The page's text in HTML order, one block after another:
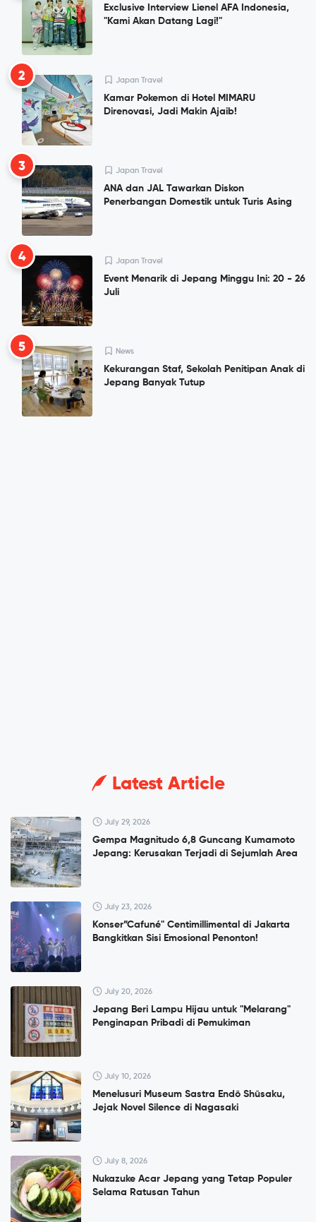
Exclusive Interview Lienel AFA Indonesia,
"Kami Akan Datang Lagi!"
2 Japan Travel
Kamar Pokemon di Hotel MIMARU
Direnovasi, Jadi Makin Ajaib!
3 Japan Travel
ANA dan JAL Tawarkan Diskon
Penerbangan Domestik untuk Turis Asing
4 Japan Travel
Event Menarik di Jepang Minggu Ini: 20 - 26
Juli
5 News
Kekurangan Staf, Sekolah Penitipan Anak di
Jepang Banyak Tutup
Latest Article
July 29, 2026
Gempa Magnitudo 6,8 Guncang Kumamoto
Jepang: Kerusakan Terjadi di Sejumlah Area
July 23, 2026
Konser”Cafuné" Centimillimental di Jakarta
Bangkitkan Sisi Emosional Penonton!
July 20, 2026
Jepang Beri Lampu Hijau untuk "Melarang"
Penginapan Pribadi di Pemukiman
July 10, 2026
Menelusuri Museum Sastra Endō Shūsaku,
Jejak Novel Silence di Nagasaki
July 8, 2026
Nukazuke Acar Jepang yang Tetap Populer
Selama Ratusan Tahun